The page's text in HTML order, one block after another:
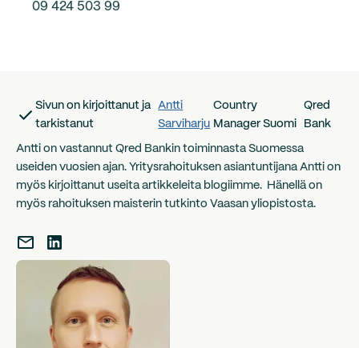
09 424 503 99
Sivun on kirjoittanut ja
tarkistanut
Antti
Sarviharju
Country
Manager Suomi
Qred
Bank
Antti on vastannut Qred Bankin toiminnasta Suomessa
useiden vuosien ajan. Yritysrahoituksen asiantuntijana Antti on
myös kirjoittanut useita artikkeleita blogiimme. Hänellä on
myös rahoituksen maisterin tutkinto Vaasan yliopistosta.